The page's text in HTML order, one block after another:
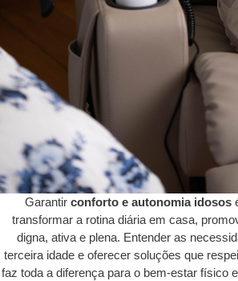
Garantir conforto e autonomia idosos
transformar a rotina diária em casa,
digna, ativa e plena. Entender as
terceira idade e oferecer soluções que
faz toda a diferença para o bem-estar físico